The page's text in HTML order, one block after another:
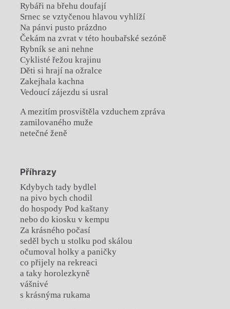
Rybáři na břehu doufají
Srnec se vztyčenou hlavou vyhlíží
Na pánvi pusto prázdno
Čekám na zvrat v této houbařské sezóně
Rybník se ani nehne
Cyklisté řežou krajinu
Děti si hrají na ožralce
Zakejhala kachna
Vedoucí zájezdu si usral
A mezitím prosvištěla vzduchem zpráva
zamilovaného muže
netečné ženě
Příhrazy
Kdybych tady bydlel
na pivo bych chodil
do hospody Pod kaštany
nebo do kiosku v kempu
Za krásného počasí
seděl bych u stolku pod skálou
očumoval holky a paničky
co přijely na rekreaci
a taky horolezkyně
vášnivé
s krásnýma rukama